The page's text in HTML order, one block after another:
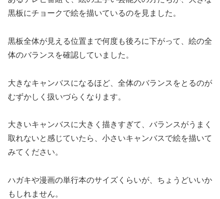
黒板にチョークで絵を描いているのを見ました。
黒板全体が見える位置まで何度も後ろに下がって、絵の全
体のバランスを確認していました。
大きなキャンバスになるほど、全体のバランスをとるのが
むずかしく扱いづらくなります。
大きいキャンバスに大きく描きすぎて、バランスがうまく
取れないと感じていたら、小さいキャンバスで絵を描いて
みてください。
ハガキや漫画の単行本のサイズくらいが、ちょうどいいか
もしれません。